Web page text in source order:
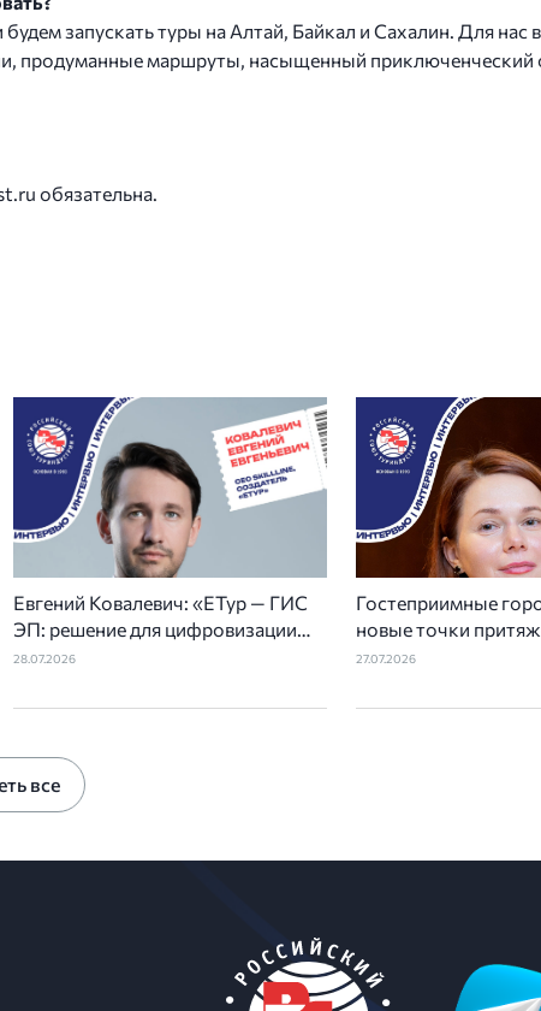
запускать туры на Алтай, Байкал и Сахалин. Для нас
продуманные маршруты, насыщенный приключенческий
обязательна.
Евгений Ковалевич: «ЕТур — ГИС
ЭП: решение для цифровизации
туристической отрасли»
28.07.2026
Гостеприимные
новые точки
туристической
27.07.2026
все